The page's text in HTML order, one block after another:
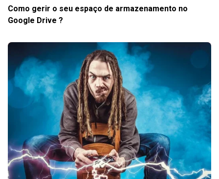
Como gerir o seu espaço de armazenamento no
Google Drive ?